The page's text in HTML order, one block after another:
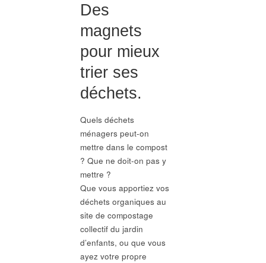
Des
magnets
pour mieux
trier ses
déchets.
Quels déchets
ménagers peut-on
mettre dans le compost
? Que ne doit-on pas y
mettre ?
Que vous apportiez vos
déchets organiques au
site de compostage
collectif du jardin
d’enfants, ou que vous
ayez votre propre